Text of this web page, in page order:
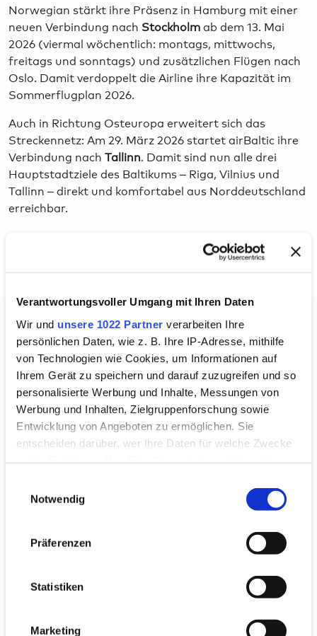
Verantwortungsvoller Umgang mit Ihren Daten
Wir und unsere 1022 Partner verarbeiten Ihre
persönlichen Daten, wie z. B. Ihre IP-Adresse, mithilfe
von Technologien wie Cookies, um Informationen auf
Ihrem Gerät zu speichern und darauf zuzugreifen und so
personalisierte Werbung und Inhalte, Messungen von
Werbung und Inhalten, Zielgruppenforschung sowie
Entwicklung von Angeboten zu ermöglichen. Sie
entscheiden darüber, wer Ihre Daten für welche Zwecke
Trigger Symbol ändern oder widerrufen
Informationen über Ihre geografische Lage
können
Notwendig
Präferenzen
Statistiken
Marketing
Norwegian stärkt ihre Präsenz in Hamburg mit einer
neuen Verbindung nach Stockholmab dem 13. Mai
2026 (viermal wöchentlich: montags, mittwochs,
freitags und sonntags) und zusätzlichen Flügen nach
Oslo. Damit verdoppelt die Airline ihre Kapazität im
Sommerflugplan 2026.
Auch in Richtung Osteuropa erweitert sich das
Streckennetz: Am 29. März 2026 startet airBaltic ihre
Verbindung nach Tallinn. Damit sind nun alle drei
Hauptstadtziele des Baltikums – Riga, Vilnius und
Tallinn – direkt und komfortabel aus Norddeutschland
erreichbar.
sind wir bei dringenden Notfällen per E-Mail